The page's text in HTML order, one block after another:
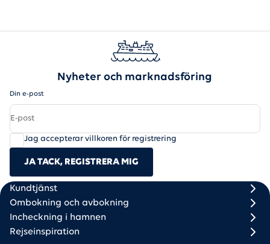
Nyheter och marknadsföring
Din e-post
Jag accepterar villkoren för registrering
JA TACK, REGISTRERA MIG
Scandlines
Footer column 1
Kundtjänst
Ombokning och avbokning
Incheckning i hamnen
Rejseinspiration
Footer column 2